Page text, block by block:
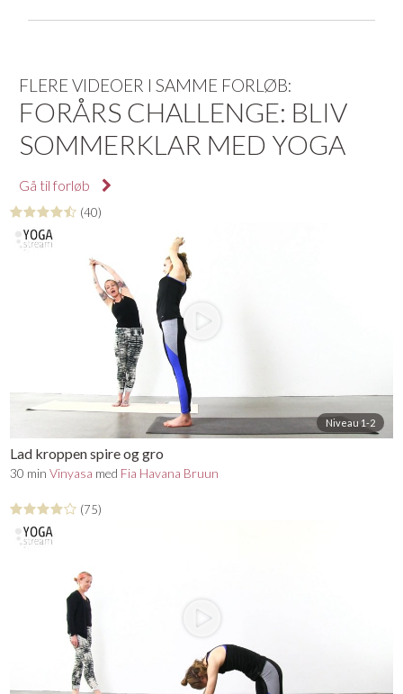
FLERE VIDEOER I SAMME FORLØB:
FORÅRS CHALLENGE: BLIV
SOMMERKLAR MED YOGA
Gå til forløb
(40)
Niveau 1-2
Lad kroppen spire og gro
30 minVinyasa med Fia Havana Bruun
(75)